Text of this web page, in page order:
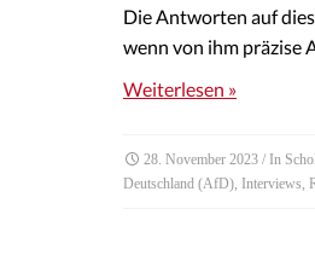
Die Antworten auf
wenn von ihm präzise
Weiterlesen »
28. November 2023 / In
Deutschland (AfD), Interviews,